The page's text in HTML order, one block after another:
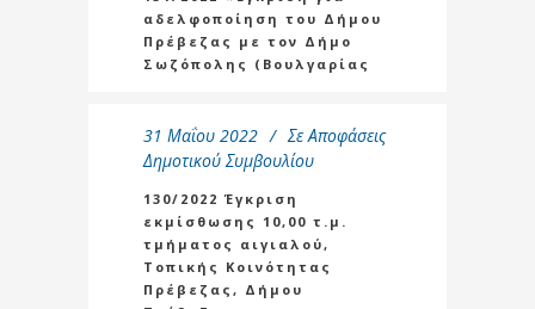
αδελφοποίηση του Δήμου
Πρέβεζας με τον Δήμο
Σωζόπολης (Βουλγαρίας
31 Μαΐου 2022 Σε Αποφάσεις
Δημοτικού Συμβουλίου
130/2022 Έγκριση
εκμίσθωσης 10,00 τ.μ.
τμήματος αιγιαλού,
Τοπικής Κοινότητας
Πρέβεζας, Δήμου